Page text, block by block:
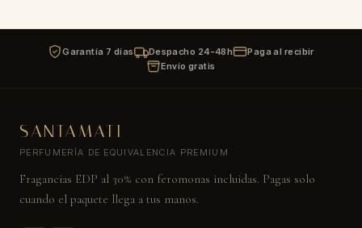
Garantía 7 días Despacho 24-48h
Paga al recibir
Envío gratis
SANTAMATI
PERFUMERÍA DE EQUIVALENCIA PREMIUM
Fragancias EDP al 30% con feromonas incluidas. Pagas solo
cuando el paquete llega a tus manos.